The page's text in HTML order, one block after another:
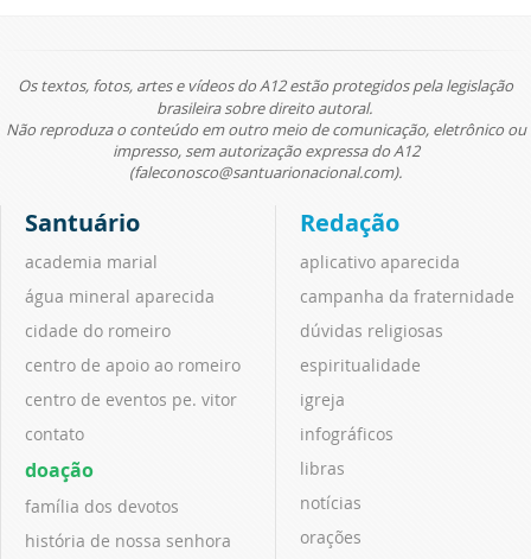
Os textos, fotos, artes e vídeos do A12 estão protegidos pela legislação
brasileira sobre direito autoral.
Não reproduza o conteúdo em outro meio de comunicação, eletrônico ou
impresso, sem autorização expressa do A12
(faleconosco@santuarionacional.com).
Santuário
academia marial
água mineral aparecida
cidade do romeiro
centro de apoio ao romeiro
centro de eventos pe. vitor
contato
doação
família dos devotos
história de nossa senhora
Redação
aplicativo aparecida
campanha da fraternidade
dúvidas religiosas
espiritualidade
igreja
infográficos
libras
notícias
orações